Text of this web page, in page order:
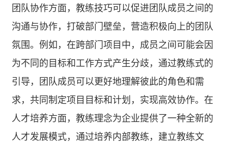
团队协作方面，教练技巧可以促进团队成员之间的
沟通与协作，打破部门壁垒，营造积极向上的团队
氛围。例如，在跨部门项目中，成员之间可能会因
为不同的目标和工作方式产生分歧，通过教练式的
引导，团队成员可以更好地理解彼此的角色和需
求，共同制定项目目标和计划，实现高效协作。在
人才培养方面，教练理念为企业提供了一种全新的
人才发展模式，通过培养内部教练，建立教练文